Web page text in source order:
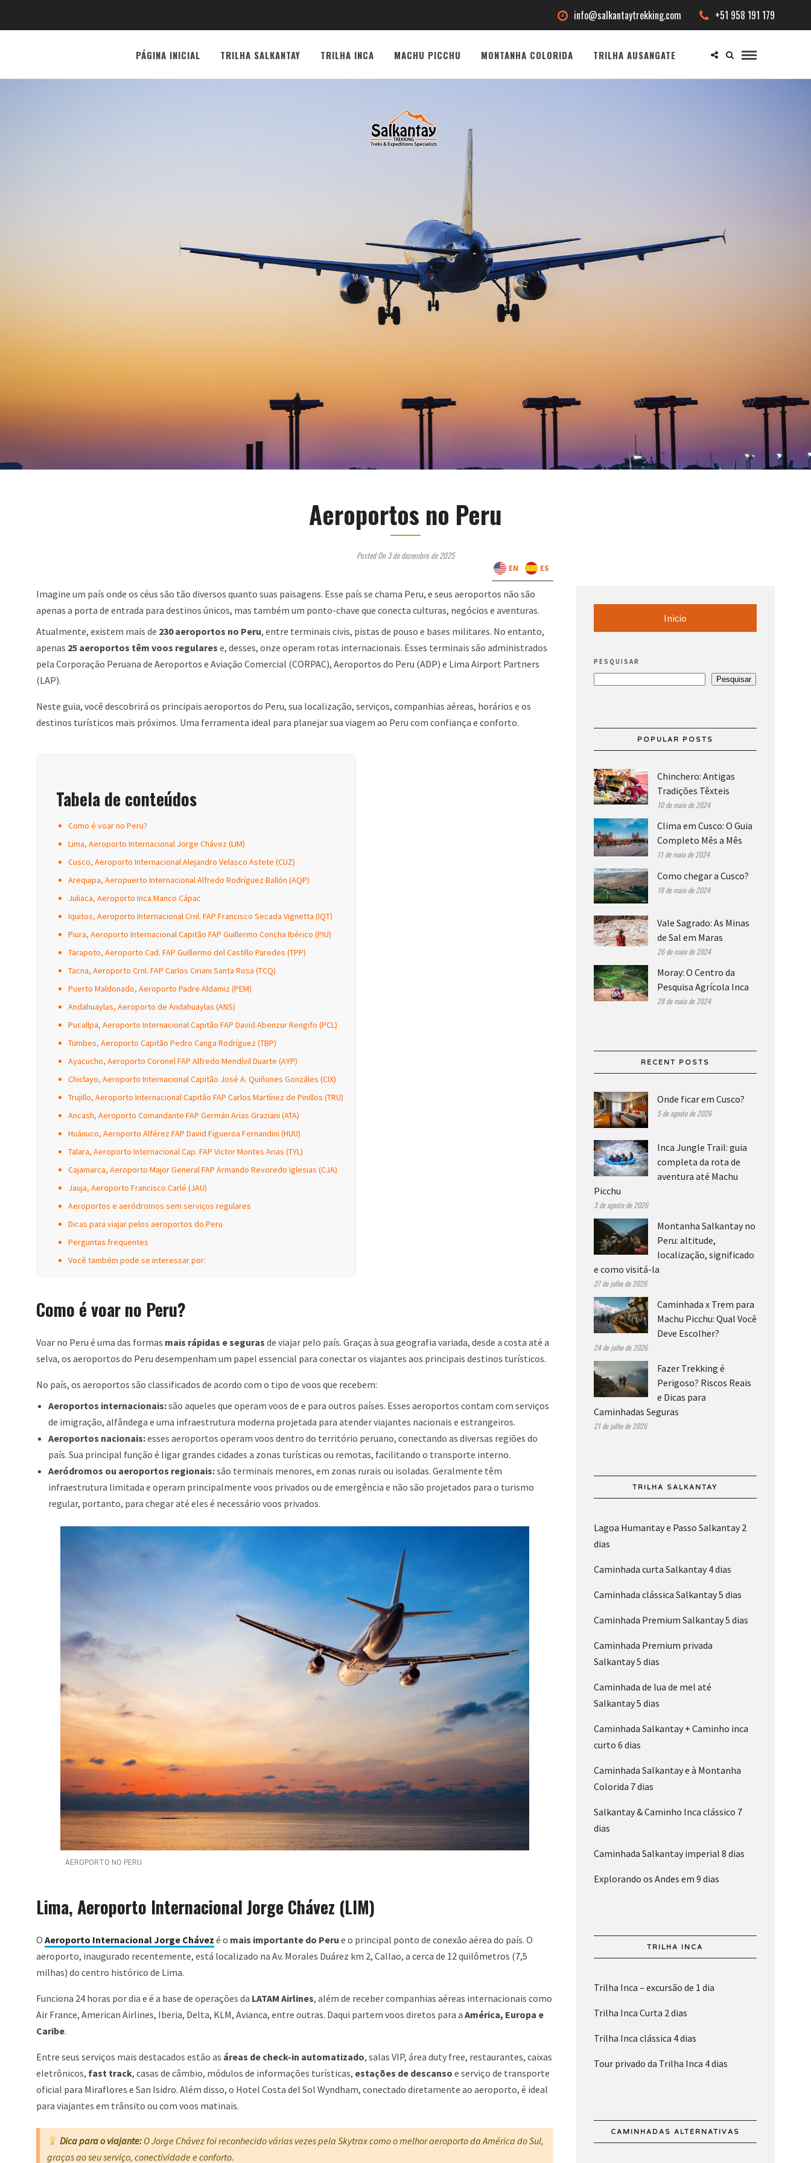
info@salkantaytrekking.com +51 958 191 179
PÁGINA INICIAL TRILHA SALKANTAY TRILHA INCA MACHU PICCHU MONTANHA COLORIDA TRILHA AUSANGATE
Aeroportos no Peru
Posted On 3 de dezembro de 2025
Imagine um país onde os céus são tão diversos quanto suas paisagens. Esse país se chama Peru, e seus aeroportos não são
apenas a porta de entrada para destinos únicos, mas também um ponto-chave que conecta culturas, negócios e aventuras.
Atualmente, existem mais de 230 aeroportos no Peru, entre terminais civis, pistas de pouso e bases militares. No entanto,
apenas 25 aeroportos têm voos regulares e, desses, onze operam rotas internacionais. Esses terminais são administrados
pela Corporação Peruana de Aeroportos e Aviação Comercial (CORPAC), Aeroportos do Peru (ADP) e Lima Airport Partners
(LAP).
Neste guia, você descobrirá os principais aeroportos do Peru, sua localização, serviços, companhias aéreas, horários e os
destinos turísticos mais próximos. Uma ferramenta ideal para planejar sua viagem ao Peru com confiança e conforto.
Tabela de conteúdos
Como é voar no Peru?
Lima, Aeroporto Internacional Jorge Chávez (LIM)
Cusco, Aeroporto Internacional Alejandro Velasco Astete (CUZ)
Arequipa, Aeropuerto Internacional Alfredo Rodríguez Ballón (AQP)
Juliaca, Aeroporto Inca Manco Cápac
Iquitos, Aeroporto Internacional Crnl. FAP Francisco Secada Vignetta (IQT)
Piura, Aeroporto Internacional Capitão FAP Guillermo Concha Ibérico (PIU)
Tarapoto, Aeroporto Cad. FAP Guillermo del Castillo Paredes (TPP)
Tacna, Aeroporto Crnl. FAP Carlos Ciriani Santa Rosa (TCQ)
Puerto Maldonado, Aeroporto Padre Aldamiz (PEM)
Andahuaylas, Aeroporto de Andahuaylas (ANS)
Pucallpa, Aeroporto Internacional Capitão FAP David Abenzur Rengifo (PCL)
Tumbes, Aeroporto Capitão Pedro Canga Rodríguez (TBP)
Ayacucho, Aeroporto Coronel FAP Alfredo Mendívil Duarte (AYP)
Chiclayo, Aeroporto Internacional Capitão José A. Quiñones Gonzáles (CIX)
Trujillo, Aeroporto Internacional Capitão FAP Carlos Martínez de Pinillos (TRU)
Ancash, Aeroporto Comandante FAP Germán Arias Graziani (ATA)
Huánuco, Aeroporto Alférez FAP David Figueroa Fernandini (HUU)
Talara, Aeroporto Internacional Cap. FAP Victor Montes Arias (TYL)
Cajamarca, Aeroporto Major General FAP Armando Revoredo Iglesias (CJA)
Jauja, Aeroporto Francisco Carlé (JAU)
Aeroportos e aeródromos sem serviços regulares
Dicas para viajar pelos aeroportos do Peru
Perguntas frequentes
Você também pode se interessar por:
Como é voar no Peru?
Voar no Peru é uma das formas mais rápidas e seguras de viajar pelo país. Graças à sua geografia variada, desde a costa até a
selva, os aeroportos do Peru desempenham um papel essencial para conectar os viajantes aos principais destinos turísticos.
No país, os aeroportos são classificados de acordo com o tipo de voos que recebem:
Aeroportos internacionais:são aqueles que operam voos de e para outros países. Esses aeroportos contam com serviços
de imigração, alfândega e uma infraestrutura moderna projetada para atender viajantes nacionais e estrangeiros.
Aeroportos nacionais:esses aeroportos operam voos dentro do território peruano, conectando as diversas regiões do
país. Sua principal função é ligar grandes cidades a zonas turísticas ou remotas, facilitando o transporte interno.
Aeródromos ou aeroportos regionais:são terminais menores, em zonas rurais ou isoladas. Geralmente têm
infraestrutura limitada e operam principalmente voos privados ou de emergência e não são projetados para o turismo
regular, portanto, para chegar até eles é necessário voos privados.
AEROPORTO NO PERU
Lima, Aeroporto Internacional Jorge Chávez (LIM)
O Aeroporto Internacional Jorge Chávez é o mais importante do Peru e o principal ponto de conexão aérea do país. O
aeroporto, inaugurado recentemente, está localizado na Av. Morales Duárez km 2, Callao, a cerca de 12 quilômetros (7,5
milhas) do centro histórico de Lima.
Funciona 24 horas por dia e é a base de operações da LATAM Airlines, além de receber companhias aéreas internacionais como
Air France, American Airlines, Iberia, Delta, KLM, Avianca, entre outras. Daqui partem voos diretos para a América, Europa e
Caribe.
Entre seus serviços mais destacados estão as áreas de check-in automatizado, salas VIP, área duty free, restaurantes, caixas
eletrônicos, fast track, casas de câmbio, módulos de informações turísticas, estações de descanso e serviço de transporte
oficial para Miraflores e San Isidro. Além disso, o Hotel Costa del Sol Wyndham, conectado diretamente ao aeroporto, é ideal
para viajantes em trânsito ou com voos matinais.
Dica para o viajante: O Jorge Chávez foi reconhecido várias vezes pela Skytrax como o melhor aeroporto da América do Sul,
graças ao seu serviço, conectividade e conforto.
EN ES
Inicio
PESQUISAR
Pesquisar
POPULAR POSTS
Chinchero: Antigas
Tradições Têxteis
10 de maio de 2024
Clima em Cusco: O Guia
Completo Mês a Mês
11 de maio de 2024
Como chegar a Cusco?
18 de maio de 2024
Vale Sagrado: As Minas
de Sal em Maras
26 de maio de 2024
Moray: O Centro da
Pesquisa Agrícola Inca
28 de maio de 2024
RECENT POSTS
Onde ficar em Cusco?
5 de agosto de 2026
Inca Jungle Trail: guia
completa da rota de
aventura até Machu
Picchu
3 de agosto de 2026
Montanha Salkantay no
Peru: altitude,
localização, significado
e como visitá-la
27 de julho de 2026
Caminhada x Trem para
Machu Picchu: Qual Você
Deve Escolher?
24 de julho de 2026
Fazer Trekking é
Perigoso? Riscos Reais
e Dicas para
Caminhadas Seguras
21 de julho de 2026
TRILHA SALKANTAY
Lagoa Humantay e Passo Salkantay 2
dias
Caminhada curta Salkantay 4 dias
Caminhada clássica Salkantay 5 dias
Caminhada Premium Salkantay 5 dias
Caminhada Premium privada
Salkantay 5 dias
Caminhada de lua de mel até
Salkantay 5 dias
Caminhada Salkantay + Caminho inca
curto 6 dias
Caminhada Salkantay e à Montanha
Colorida 7 dias
Salkantay & Caminho Inca clássico 7
dias
Caminhada Salkantay imperial 8 dias
Explorando os Andes em 9 dias
TRILHA INCA
Trilha Inca – excursão de 1 dia
Trilha Inca Curta 2 dias
Trilha Inca clássica 4 dias
Tour privado da Trilha Inca 4 dias
CAMINHADAS ALTERNATIVAS